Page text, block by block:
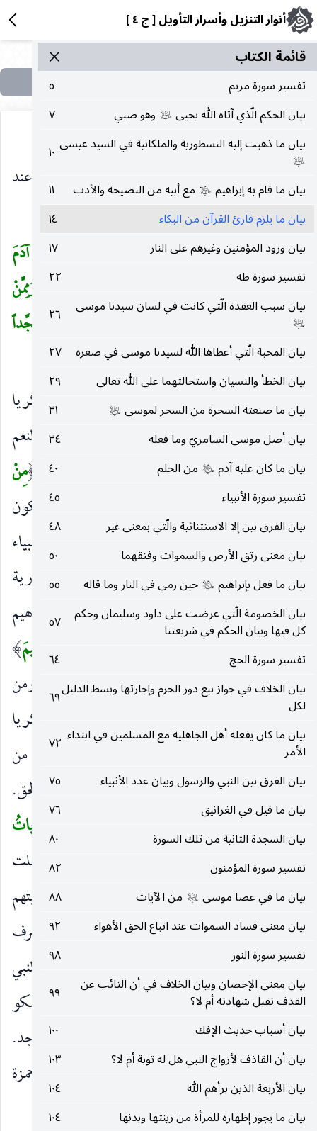
أنوار التنزيل وأسرار التأويل [ ج ٤ ]
قائمة الکتاب
تفسير سورة مريم
٥
بيان الحكم الّذي آتاه الله يحيى عليه‌السلام وهو صبي
٧
بيان ما ذهبت إليه النسطورية والملكانية في السيد عيسى
عليه‌السلام
١٠
بيان ما قام به إبراهيم عليه‌السلام مع أبيه من النصيحة والأدب
١١
بيان ما يلزم قارئ القرآن من البكاء
١٤
بيان ورود المؤمنين وغيرهم على النار
١٧
تفسير سورة طه
٢٢
بيان سبب العقدة الّتي كانت في لسان سيدنا موسى
عليه‌السلام
٢٦
بيان المحبة الّتي أعطاها الله لسيدنا موسى في صغره ٢٧
بيان الخطأ والنسيان واستحالتهما على الله تعالى
٢٩
بيان ما صنعته السحرة من السحر لموسى عليه‌السلام
٣١
بيان أصل موسى السامريّ وما فعله
٣٤
بيان ما كان عليه آدم عليه‌السلام من الحلم
٤٠
تفسير سورة الأنبياء
٤٥
بيان الفرق بين إلا الاستثنائية والّتي بمعنى غير
٤٨
بيان معنى رتق الأرض والسموات وفتقهما
٥٠
بيان ما فعل بإبراهيم عليه‌السلام حين رمي في النار وما قاله
٥٥
بيان الخصومة الّتي عرضت على داود وسليمان وحكم
كل فيها وبيان الحكم في شريعتنا
٥٧
تفسير سورة الحج
٦٤
بيان الخلاف في جواز بيع دور الحرم وإجارتها وبسط الدليل
لكل
٦٩
بيان ما كان يفعله أهل الجاهلية مع المسلمين في ابتداء
الأمر
٧٢
بيان الفرق بين النبي والرسول وبيان عدد الأنبياء
٧٥
بيان ما قيل في الغرانيق
٧٦
بيان السجدة الثانية من تلك السورة
٨٠
تفسير سورة المؤمنون
٨٢
بيان ما في عصا موسى عليه‌السلام من الآيات
٨٨
بيان معنى فساد السموات عند اتباع الحق الأهواء
٩٢
تفسير سورة النور
٩٨
بيان معنى الإحصان وبيان الخلاف في أن التائب عن
القذف تقبل شهادته أم لا؟
٩٩
بيان أسباب حديث الإفك
١٠٠
بيان أن القاذف لأزواج النبي هل له توبة أم لا؟
١٠٣
بيان الأربعة الذين برأهم الله
١٠٤
بيان ما يجوز إظهاره للمرأة من زينتها وبدنها
١٠٤
وَرَفَعْناهُ مَكاناً عَلِيًّا يعني شرف النبوة والزلفى عند
الله ، وقيل الجنة ، وقيل السماء السادسة أو الرابعة.
(أُولئِكَ الَّذِينَ أَنْعَمَ اللهُ عَلَيْهِمْ مِنَ النَّبِيِّينَ مِنْ ذُرِّيَّةِ آدَمَ
وَمِمَّنْ حَمَلْنا مَعَ نُوحٍ وَمِنْ ذُرِّيَّةِ إِبْراهِيمَ وَإِسْرائِيلَ وَمِمَّنْ
هَدَيْنا وَاجْتَبَيْنا إِذا تُتْلى عَلَيْهِمْ آياتُ الرَّحْمنِ خَرُّوا سُجَّداً
وَبُكِيًّا)(٥٨)
أُولئِكَ إشارة إلى المذكورين في السورة من زكريا
إلى إدريسعليهم‌السلام.
(الَّذِينَ أَنْعَمَ اللهُ عَلَيْهِمْ
بأنواع النعم
الدينية والدنيوية(مِنَ النَّبِيِّينَ بيان للموصول. (مِنْ
ذُرِّيَّةِ آدَمَ)بدل منه بإعادة الجار ، ويجوز أن تكون
مِنَ فيه للتبعيض لأن المنعم عليهم أعم من الأنبياء
وأخص من الذرية. وَمِمَّنْ حَمَلْنا مَعَ نُوحٍ)أي ومن ذرية
من حملنا خصوصا ، وهم من عدا إدريس فإن إبراهيم
كان من ذرية سام بن نوح.
وَمِنْ ذُرِّيَّةِ إِبْراهِيمَ)
الباقون.(وَإِسْرائِيلَ) عطف على (إِبْراهِيمَ) أي ومن
ذرية إسرائيل ، وكان منهم موسى وهارون وزكريا
ويحيى وعيسى ، وفيه دليل على أن أولاد البنات من
الذرية.(وَمِمَّنْ هَدَيْنا)ومن جملة من هديناهم إلى الحق.
وَاجْتَبَيْنا )للنبوة والكرامة.
إِذا تُتْلى عَلَيْهِمْ آياتُ
الرَّحْمنِ خَرُّوا سُجَّداً وَبُكِيًّا
إن جعلت
الموصول صفته ، واستئناف إن جعلته خبره لبيان خشيتهم
من الله وإخباتهم له مع ما لهم من علو الطبقة في شرف
النسب وكمال النفس والزلفى من الله تعالى. وعن النبي
عليه الصلاة والسلام «اتلوا القرآن وابكوا فإن لم تبكو
فتباكوا». والبكي جمع باك كالسجود في جمع ساجد.
وقرئ «يتلى» بالياء لأن التأنيث غير حقيقي ، وقرأ حمزة
والكسائي ( بُكِيًّا) بكسر الباء.